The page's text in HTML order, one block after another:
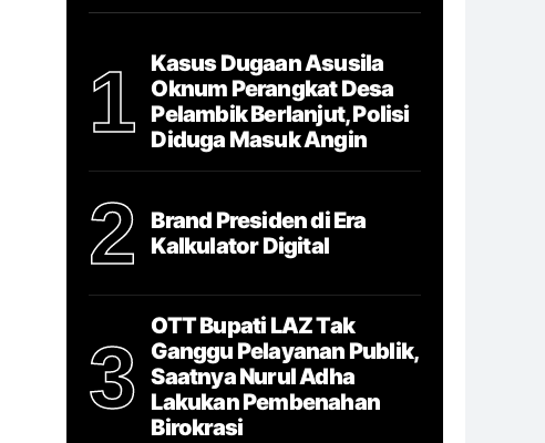
1
Kasus Dugaan Asusila
Oknum Perangkat Desa
Pelambik Berlanjut, Polisi
Diduga Masuk Angin
2
Brand Presiden di Era
Kalkulator Digital
3
OTT Bupati LAZ Tak
Ganggu Pelayanan Publik,
Saatnya Nurul Adha
Lakukan Pembenahan
Birokrasi